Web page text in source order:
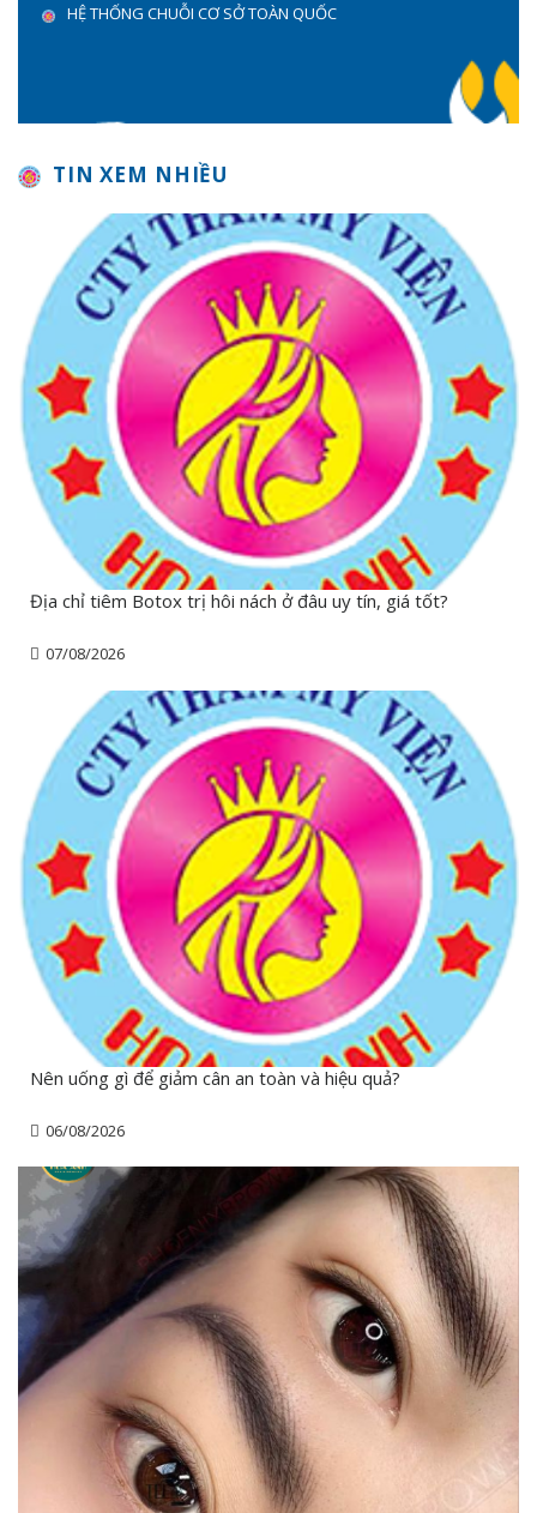
HỆ THỐNG CHUỖI CƠ SỞ TOÀN QUỐC
TIN XEM NHIỀU
Địa chỉ tiêm Botox trị hôi nách ở đâu uy tín, giá tốt?
07/08/2026
Nên uống gì để giảm cân an toàn và hiệu quả?
06/08/2026